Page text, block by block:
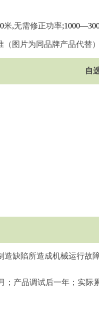
米,无需修正功率
（图片为同品牌产品代替
自
造缺陷所造成机械运行故
；产品调试后一年；实际